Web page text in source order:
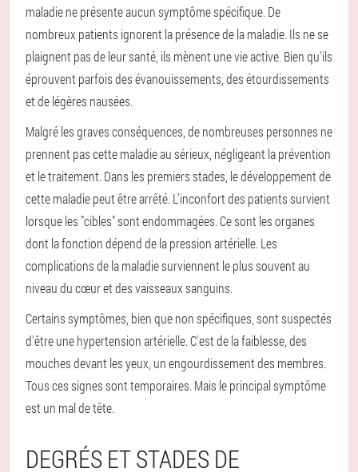
maladie ne présente aucun symptôme spécifique. De
nombreux patients ignorent la présence de la maladie. Ils ne se
plaignent pas de leur santé, ils mènent une vie active. Bien qu'ils
éprouvent parfois des évanouissements, des étourdissements
et de légères nausées.
Malgré les graves conséquences, de nombreuses personnes ne
prennent pas cette maladie au sérieux, négligeant la prévention
et le traitement. Dans les premiers stades, le développement de
cette maladie peut être arrêté. L'inconfort des patients survient
lorsque les "cibles" sont endommagées. Ce sont les organes
dont la fonction dépend de la pression artérielle. Les
complications de la maladie surviennent le plus souvent au
niveau du cœur et des vaisseaux sanguins.
Certains symptômes, bien que non spécifiques, sont suspectés
d'être une hypertension artérielle. C'est de la faiblesse, des
mouches devant les yeux, un engourdissement des membres.
Tous ces signes sont temporaires. Mais le principal symptôme
est un mal de tête.
DEGRÉS ET STADES DE